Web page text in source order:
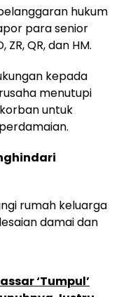
hukum
para senior
QR, dan HM.
kepada
menutupi
untuk
rumah keluarga
damai dan
‘Tumpul’